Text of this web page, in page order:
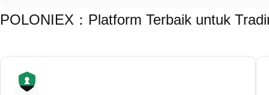
POLONIEX：Platform Terbaik untuk